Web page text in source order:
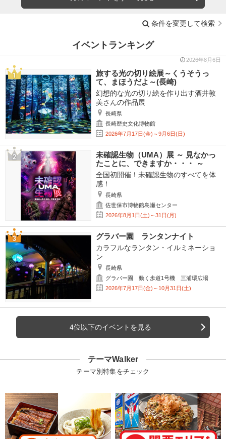
条件を変更して検索
イベントランキング
2026年8月6日
旅する光の切り絵展～くうそうっ
て、まほうだよ～(長崎)
幻想的な光の切り絵を作り出す酒井敦
美さんの作品展
長崎県
長崎歴史文化博物館
2026年7月17日(金)～9月6日(日)
未確認生物（UMA）展 ～ 見なかっ
たことに、できますか・・・ ～
全国初開催！未確認生物のすべてを体
感！
長崎県
佐世保市博物館島瀬センター
2026年8月1日(土)～31日(月)
グラバー園 ランタンナイト
カラフルなランタン・イルミネーショ
ン
長崎県
グラバー園 動く歩道1号機 三浦環広場
2026年7月17日(金)～10月31日(土)
4位以下のイベントを見る
テーマWalker
テーマ別特集をチェック